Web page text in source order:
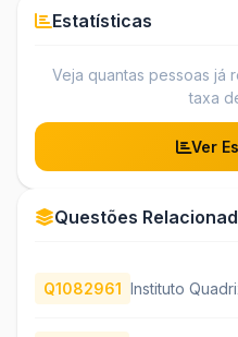
Estatísticas
Veja quantas pessoas já
taxa
Ver
Questões
Q1082961 Instituto